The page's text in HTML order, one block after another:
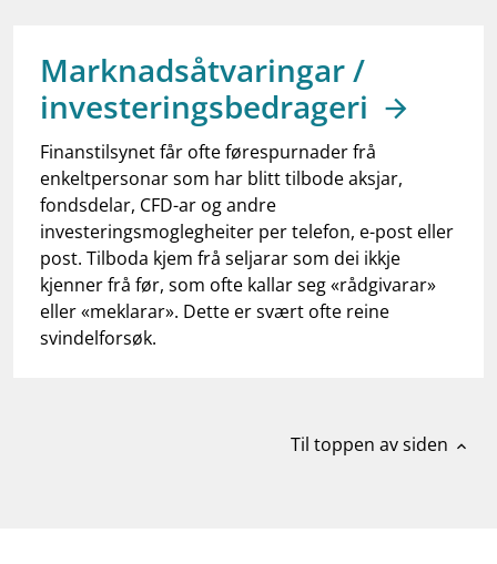
dashboardInformasjon for investorer
notifications_noneAbonner på nyhetsvarsel
Marknadsåtvaringar /
investeringsbedrageri
Finanstilsynet får ofte førespurnader frå
enkeltpersonar som har blitt tilbode aksjar,
fondsdelar, CFD-ar og andre
investeringsmoglegheiter per telefon, e-post eller
post. Tilboda kjem frå seljarar som dei ikkje
kjenner frå før, som ofte kallar seg «rådgivarar»
eller «meklarar». Dette er svært ofte reine
svindelforsøk.
Til toppen av siden expand_less